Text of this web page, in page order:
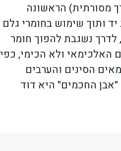
מסורתית) הראשונה
בעבודת יד ותוך שימוש בחומרי גלם
נשגבת להפוך חומר
האלכימאי ולא הכימי, כפי
הסינים והערבים
החכמים" היא דוד